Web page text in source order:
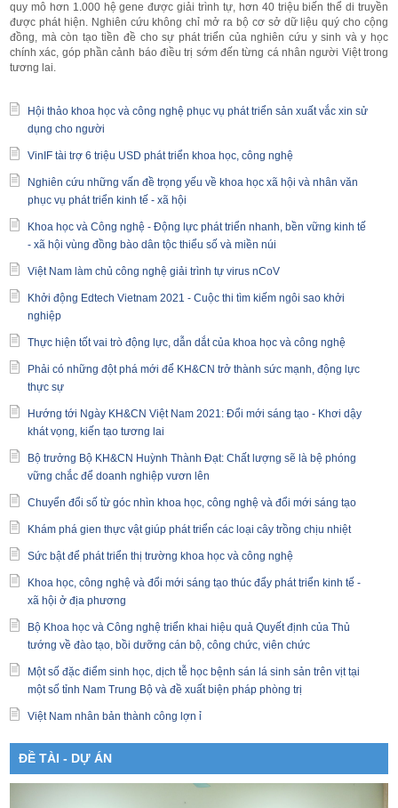
quy mô hơn 1.000 hệ gene được giải trình tự, hơn 40 triệu biến thể di truyền
được phát hiện. Nghiên cứu không chỉ mở ra bộ cơ sở dữ liệu quý cho cộng
đồng, mà còn tạo tiền đề cho sự phát triển của nghiên cứu y sinh và y học
chính xác, góp phần cảnh báo điều trị sớm đến từng cá nhân người Việt trong
tương lai.
Hội thảo khoa học và công nghệ phục vụ phát triển sản xuất vắc xin sử
dụng cho người
VinIF tài trợ 6 triệu USD phát triển khoa học, công nghệ
Nghiên cứu những vấn đề trọng yếu về khoa học xã hội và nhân văn
phục vụ phát triển kinh tế - xã hội
Khoa học và Công nghệ - Động lực phát triển nhanh, bền vững kinh tế
- xã hội vùng đồng bào dân tộc thiểu số và miền núi
Việt Nam làm chủ công nghệ giải trình tự virus nCoV
Khởi động Edtech Vietnam 2021 - Cuộc thi tìm kiếm ngôi sao khởi
nghiệp
Thực hiện tốt vai trò động lực, dẫn dắt của khoa học và công nghệ
Phải có những đột phá mới để KH&CN trở thành sức mạnh, động lực
thực sự
Hướng tới Ngày KH&CN Việt Nam 2021: Đổi mới sáng tạo - Khơi dậy
khát vọng, kiến tạo tương lai
Bộ trưởng Bộ KH&CN Huỳnh Thành Đạt: Chất lượng sẽ là bệ phóng
vững chắc để doanh nghiệp vươn lên
Chuyển đổi số từ góc nhìn khoa học, công nghệ và đổi mới sáng tạo
Khám phá gien thực vật giúp phát triển các loại cây trồng chịu nhiệt
Sức bật để phát triển thị trường khoa học và công nghệ
Khoa học, công nghệ và đổi mới sáng tạo thúc đẩy phát triển kinh tế -
xã hội ở địa phương
Bộ Khoa học và Công nghệ triển khai hiệu quả Quyết định của Thủ
tướng về đào tạo, bồi dưỡng cán bộ, công chức, viên chức
Một số đặc điểm sinh học, dịch tễ học bệnh sán lá sinh sản trên vịt tại
một số tỉnh Nam Trung Bộ và đề xuất biện pháp phòng trị
Việt Nam nhân bản thành công lợn ỉ
ĐỀ TÀI - DỰ ÁN